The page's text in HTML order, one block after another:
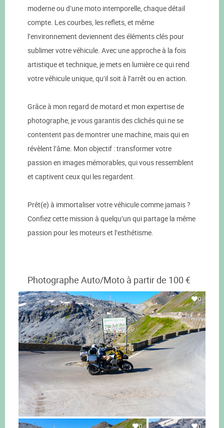
moderne ou d’une moto intemporelle, chaque détail
compte. Les courbes, les reflets, et même
l’environnement deviennent des éléments clés pour
sublimer votre véhicule. Avec une approche à la fois
artistique et technique, je mets en lumière ce qui rend
votre véhicule unique, qu’il soit à l’arrêt ou en action.
Grâce à mon regard de motard et mon expertise de
photographe, je vous garantis des clichés qui ne se
contentent pas de montrer une machine, mais qui en
révèlent l’âme. Mon objectif : transformer votre
passion en images mémorables, qui vous ressemblent
et captivent ceux qui les regardent.
Prêt(e) à immortaliser votre véhicule comme jamais ?
Confiez cette mission à quelqu’un qui partage la même
passion pour les moteurs et l’esthétisme.
Photographe Auto/Moto à partir de 100 €
0
0 0